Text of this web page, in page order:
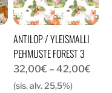
valinnat
tuotteen
sivulla.
Hintaluokka:
ANTILOP / YLEISMALLI
PEHMUSTE FOREST 3
32,00€ – 42,00€
(sis. alv. 25,5%)